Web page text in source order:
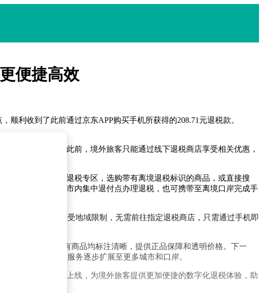
便捷高效
利收到了此前通过京东APP购买手机所获得的208.71元退税款。
”的购物平台。此前，境外旅客只能通过线下退税商店享受相关优惠，
或中文版APP的退税专区，选购带有离境退税标识的商品，或直接搜
旅客既可选择在市内集中退付点办理退税，也可携带至离境口岸完成手
境外旅客无需再受地域限制，无需前往指定退税商店，只需通过手机即
的退税商品。所有商品均标注清晰，提供正品保障和透明价格。下一
客服能力，并将服务逐步扩展至更多城市和口岸。
计该功能将很快上线，为境外旅客提供更加便捷的数字化退税体验，助